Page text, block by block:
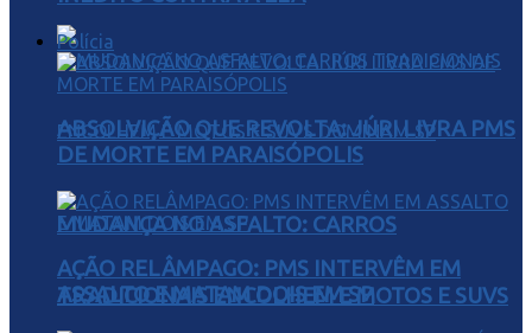
MUDANÇA NO ASFALTO: CARROS
TRADICIONAIS ENCOLHEM E MOTOS E SUVS
Polícia
ABSOLVIÇÃO QUE REVOLTA: JÚRI LIVRA PMS
DE MORTE EM PARAISÓPOLIS
AÇÃO RELÂMPAGO: PMS INTERVÊM EM
ASSALTO E MATAM DOIS EM SP